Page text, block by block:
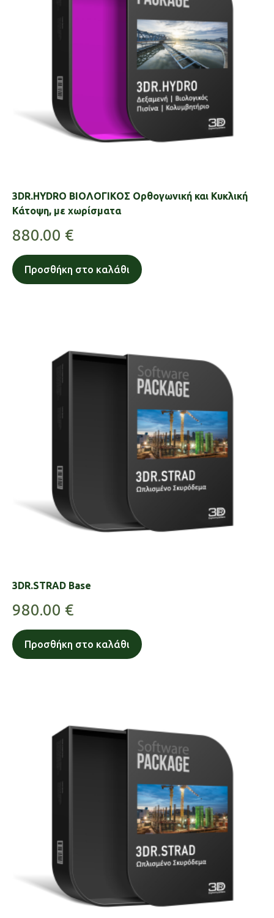
3DR.HYDRO ΒΙΟΛΟΓΙΚΟΣ Ορθογωνική και Κυκλική
Κάτοψη, με χωρίσματα
880.00 €
Προσθήκη στο καλάθι
3DR.STRAD Base
980.00 €
Προσθήκη στο καλάθι